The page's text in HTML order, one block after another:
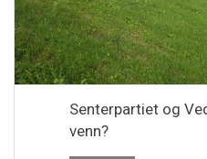
Senterpartiet og
venn?